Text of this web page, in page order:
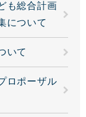
も総合計画
について
いて
ロポーザル